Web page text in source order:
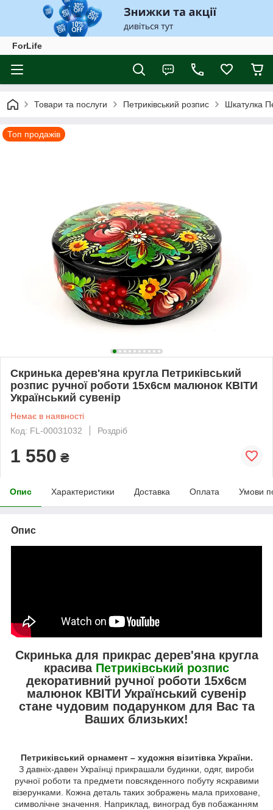
ForLife
Товари та послуги Петриківський розпис Шкатулка
Топ продажів
Скринька дерев'яна кругла Петриківський
розпис ручної роботи 15х6см малюнок КВІТИ
Український сувенір
Немає в наявності
Код: FL-00031032
Роздріб
1 550 ₴
Опис Характеристики Доставка Оплата Умови
Опис
Скринька для прикрас дерев'яна кругла
красива Петриківський розпис
декоративний ручної роботи 15х6см
малюнок КВІТИ Український сувенір
стане чудовим подарунком для Вас та
Ваших близьких!
Петриківський орнамент – художня візитівка України.
З давніх-давен Українці прикрашали будинки, одяг, вироби
ручної роботи та предмети повсякденного побуту яскравими
візерунками. Кожна деталь таких зображень мала приховане,
символічне значення. Наприклад, виноград був побажанням